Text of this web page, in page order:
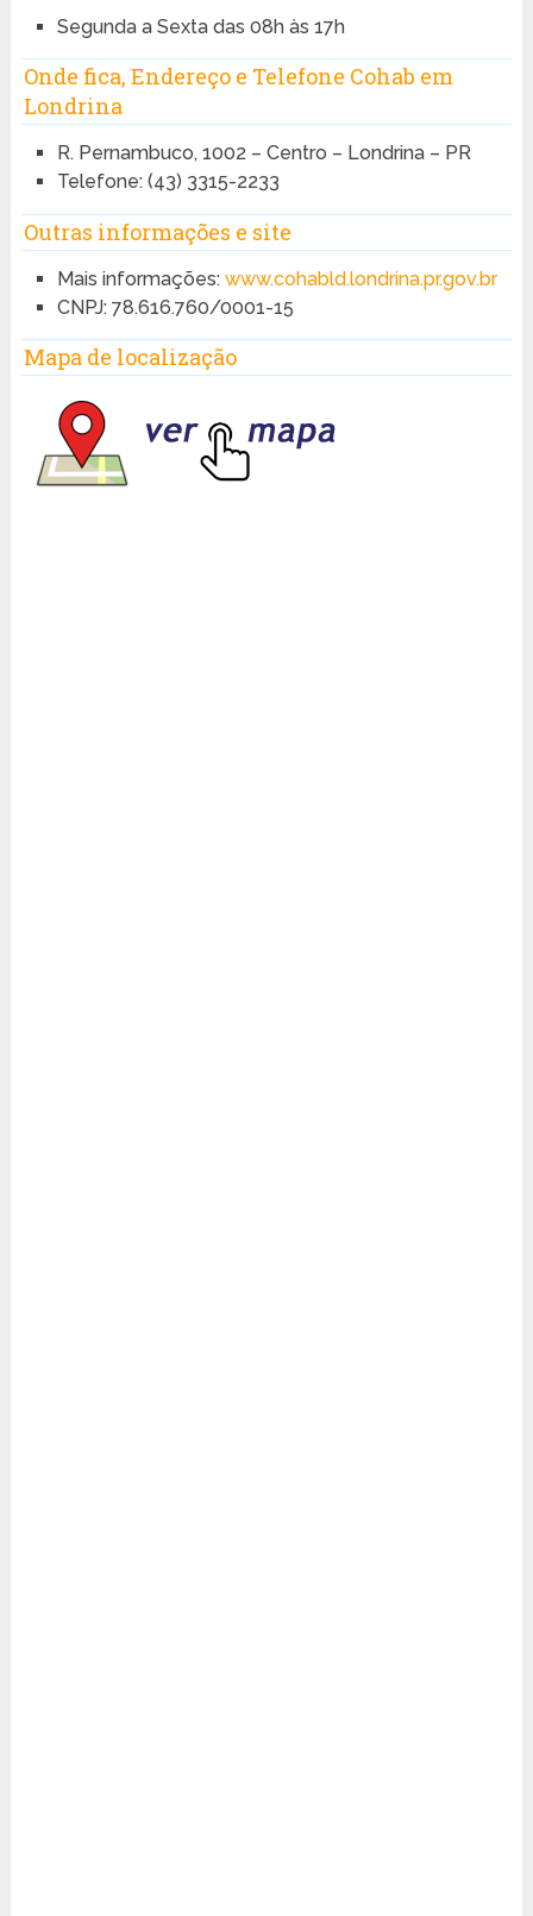
Segunda a Sexta das 08h às 17h
Onde fica, Endereço e Telefone Cohab em
Londrina
R. Pernambuco, 1002 – Centro – Londrina – PR
Telefone: (43) 3315-2233
Outras informações e site
Mais informações: www.cohabld.londrina.pr.gov.br
CNPJ: 78.616.760/0001-15
Mapa de localização